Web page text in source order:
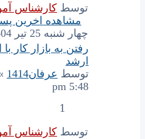
توسط کارشناس
مشاهده اخرین
چهار شنبه 25 تیر 1404, 7:39 am
رفتن به بازار کار
ارشد
توسط عرفان1414
5:48 pm
1
توسط کارشناس